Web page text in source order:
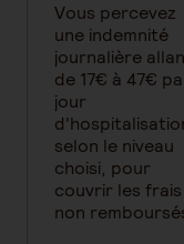
Vous percevez
une indemnité
journalière
de 17€ à 47€
jour
selon le niveau
choisi, pour
couvrir les frais
non